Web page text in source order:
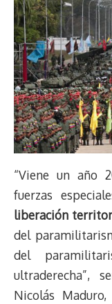
“Viene un año
fuerzas
liberación
del
del
ultraderecha”,
Nicolás